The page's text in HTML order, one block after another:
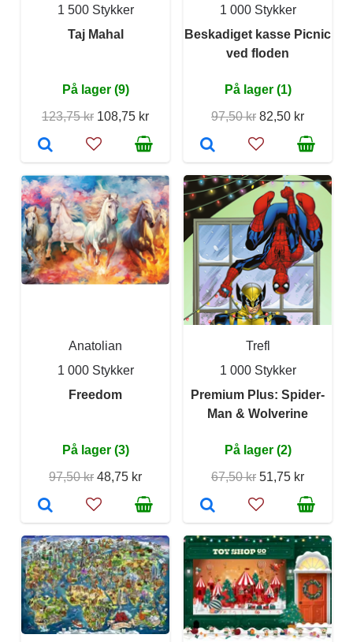
1 500 Stykker
Taj Mahal
På lager (9)
123,75 kr 108,75 kr
1 000 Stykker
Beskadiget kasse Picnic
ved floden
På lager (1)
97,50 kr 82,50 kr
Anatolian
1 000 Stykker
Freedom
På lager (3)
97,50 kr 48,75 kr
Trefl
1 000 Stykker
Premium Plus: Spider-
Man & Wolverine
På lager (2)
67,50 kr 51,75 kr